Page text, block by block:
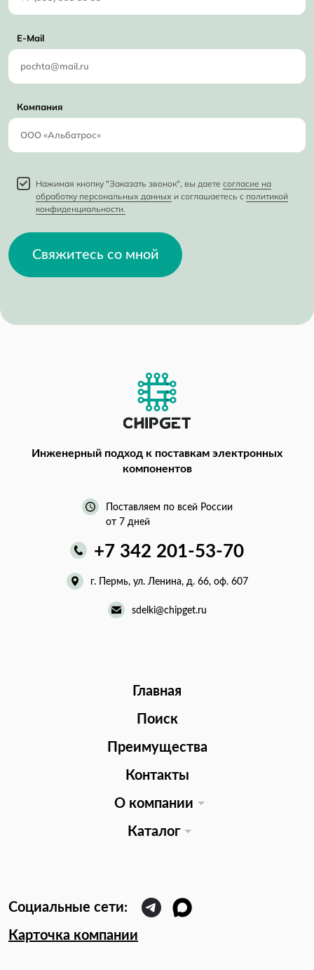
E-Mail
Компания
Нажимая кнопку "Заказать звонок", вы даете согласие на
обработку персональных данных и соглашаетесь с политикой
конфиденциальности.
Свяжитесь со мной
Инженерный подход к поставкам электронных
компонентов
Поставляем по всей России
от 7 дней
+7 342 201-53-70
г. Пермь, ул. Ленина, д. 66, оф. 607
sdelki@chipget.ru
Главная
Поиск
Преимущества
Контакты
О компании
Каталог
Карточка компании